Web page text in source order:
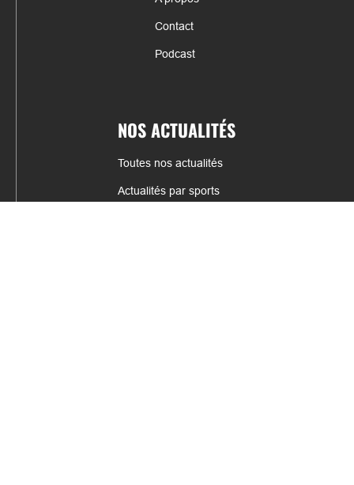
Contact
Podcast
NOS ACTUALITÉS
Toutes nos actualités
Actualités par sports